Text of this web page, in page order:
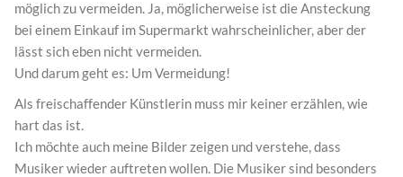
möglich zu vermeiden. Ja, möglicherweise ist die Ansteckung
bei einem Einkauf im Supermarkt wahrscheinlicher, aber der
lässt sich eben nicht vermeiden.
Und darum geht es: Um Vermeidung!
Als freischaffender Künstlerin muss mir keiner erzählen, wie
hart das ist.
Ich möchte auch meine Bilder zeigen und verstehe, dass
Musiker wieder auftreten wollen. Die Musiker sind besonders